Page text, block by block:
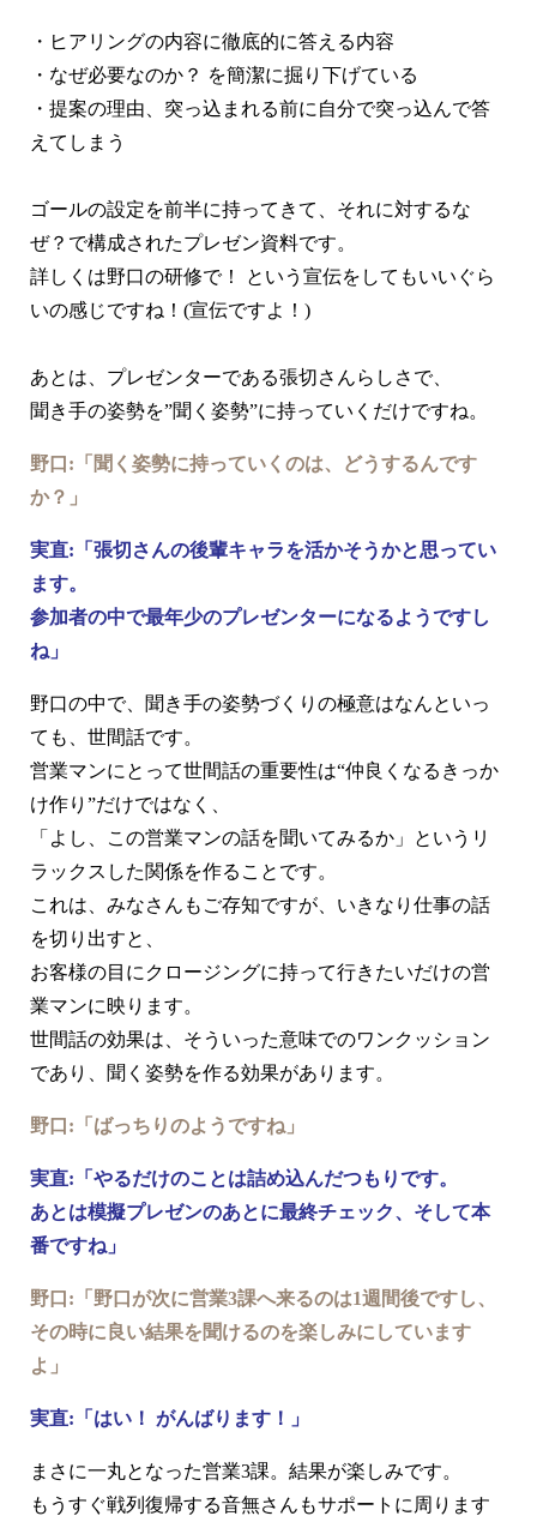
・ヒアリングの内容に徹底的に答える内容
・なぜ必要なのか？ を簡潔に掘り下げている
・提案の理由、突っ込まれる前に自分で突っ込んで答
えてしまう
ゴールの設定を前半に持ってきて、それに対するな
ぜ？で構成されたプレゼン資料です。
詳しくは野口の研修で！ という宣伝をしてもいいぐら
いの感じですね！(宣伝ですよ！)
あとは、プレゼンターである張切さんらしさで、
聞き手の姿勢を”聞く姿勢”に持っていくだけですね。
野口:「聞く姿勢に持っていくのは、どうするんです
か？」
実直:「張切さんの後輩キャラを活かそうかと思ってい
ます。
参加者の中で最年少のプレゼンターになるようですし
ね」
野口の中で、聞き手の姿勢づくりの極意はなんといっ
ても、世間話です。
営業マンにとって世間話の重要性は“仲良くなるきっか
け作り”だけではなく、
「よし、この営業マンの話を聞いてみるか」というリ
ラックスした関係を作ることです。
これは、みなさんもご存知ですが、いきなり仕事の話
を切り出すと、
お客様の目にクロージングに持って行きたいだけの営
業マンに映ります。
世間話の効果は、そういった意味でのワンクッション
であり、聞く姿勢を作る効果があります。
野口:「ばっちりのようですね」
実直:「やるだけのことは詰め込んだつもりです。
あとは模擬プレゼンのあとに最終チェック、そして本
番ですね」
野口:「野口が次に営業3課へ来るのは1週間後ですし、
その時に良い結果を聞けるのを楽しみにしています
よ」
実直:「はい！ がんばります！」
まさに一丸となった営業3課。結果が楽しみです。
もうすぐ戦列復帰する音無さんもサポートに周ります